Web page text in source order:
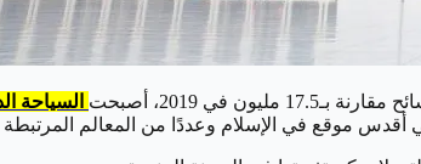
السياحة
أقدس موقع في الإسلام وعددًا من المعالم المرتبطة